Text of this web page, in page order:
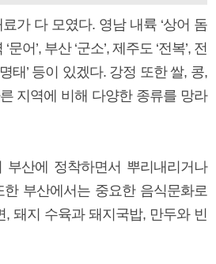
가 다 모였다. 영남 내륙 ‘상어 돔
어’, 부산 ‘군소’, 제주도 ‘전복’, 전
명태’ 등이 있겠다. 강정 또한 쌀, 콩,
지역에 비해 다양한 종류를 망라
부산에 정착하면서 뿌리내리거나
부산에서는 중요한 음식문화로
, 돼지 수육과 돼지국밥, 만두와 빈